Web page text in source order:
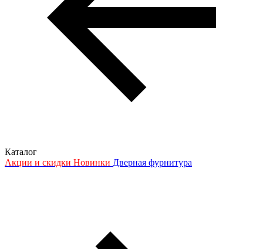
Каталог
Акции и скидки Новинки Дверная фурнитура